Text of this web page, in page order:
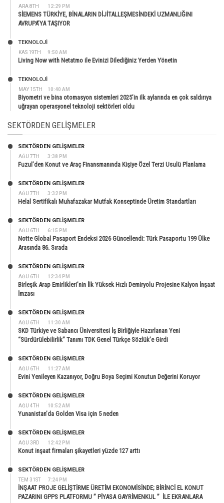
ARA 8TH 12:29 PM
SİEMENS TÜRKİYE, BİNALARIN DİJİTALLEŞMESİNDEKİ UZMANLIĞINI
AVRUPA’YA TAŞIYOR
KAS 19TH 9:50 AM
TEKNOLOJİ
Living Now with Netatmo ile Evinizi Dilediğiniz Yerden Yönetin
MAY 15TH 10:40 AM
TEKNOLOJİ
Biyometri ve bina otomasyon sistemleri 2025’in ilk aylarında en çok saldırıya
uğrayan operasyonel teknoloji sektörleri oldu
SEKTÖRDEN GELIŞMELER
AĞU 7TH 3:38 PM
SEKTÖRDEN GELIŞMELER
Fuzul’den Konut ve Araç Finansmanında Kişiye Özel Terzi Usulü Planlama
AĞU 7TH 3:32 PM
SEKTÖRDEN GELIŞMELER
Helal Sertifikalı Muhafazakar Mutfak Konseptinde Üretim Standartları
AĞU 6TH 6:15 PM
SEKTÖRDEN GELIŞMELER
Notte Global Pasaport Endeksi 2026 Güncellendi: Türk Pasaportu 199 Ülke
Arasında 86. Sırada
AĞU 6TH 12:34 PM
SEKTÖRDEN GELIŞMELER
Birleşik Arap Emirlikleri’nin İlk Yüksek Hızlı Demiryolu Projesine Kalyon İnşaat
İmzası
AĞU 6TH 11:30 AM
SEKTÖRDEN GELIŞMELER
SKD Türkiye ve Sabancı Üniversitesi İş Birliğiyle Hazırlanan Yeni
“Sürdürülebilirlik” Tanımı TDK Genel Türkçe Sözlük’e Girdi
AĞU 6TH 11:27 AM
SEKTÖRDEN GELIŞMELER
Evini Yenileyen Kazanıyor, Doğru Boya Seçimi Konutun Değerini Koruyor
AĞU 4TH 10:52 AM
SEKTÖRDEN GELIŞMELER
Yunanistan’da Golden Visa için 5 neden
AĞU 3RD 12:42 PM
SEKTÖRDEN GELIŞMELER
Konut inşaat firmaları şikayetleri yüzde 127 arttı
TEM 31ST 7:24 PM
SEKTÖRDEN GELIŞMELER
İNŞAAT PROJE GELİŞTİRME ÜRETİM EKONOMİSİNDE; BİRİNCİ EL KONUT
PAZARINI GPPS PLATFORMU ” PİYASA GAYRİMENKUL ” İLE EKRANLARA